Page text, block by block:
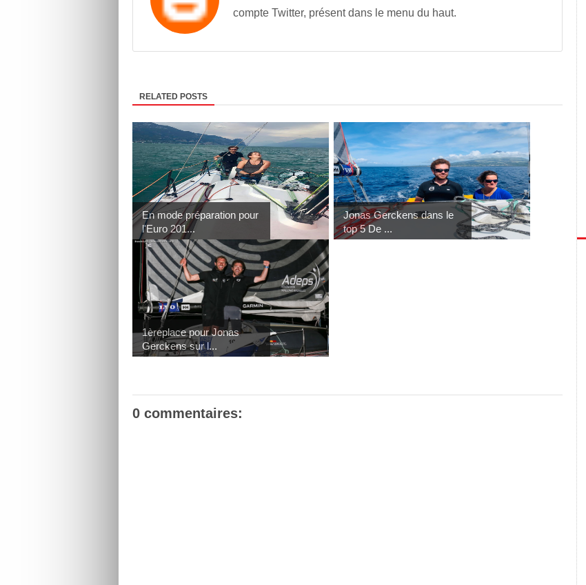
compte Twitter, présent dans le menu du haut.
RELATED POSTS
En mode préparation pour
l'Euro 201...
Jonas Gerckens dans le
top 5 De ...
1èreplace pour Jonas
Gerckens sur l...
0 commentaires: